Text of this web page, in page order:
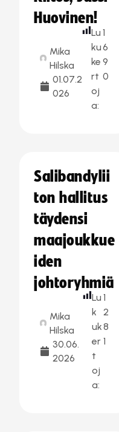
Huovinen!
Mika
Hilska
01.07.2
026
Lu
ku
ke
rt
oj
a:
1
6
9
0
Salibandylii
ton hallitus
täydensi
maajoukkue
iden
johtoryhmiä
Mika
Hilska
30.06.
2026
Lu
k
uk
er
t
oj
a:
1
2
8
1